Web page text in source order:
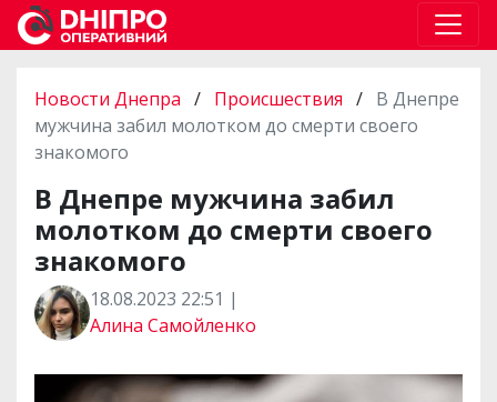
Новости Днепра / Происшествия / В Днепре
мужчина забил молотком до смерти своего
знакомого
В Днепре мужчина забил
молотком до смерти своего
знакомого
18.08.2023 22:51 |
Алина Самойленко